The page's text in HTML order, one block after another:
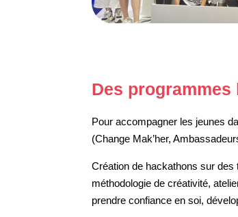
Des programmes
Pour accompagner les jeunes
(Change Mak’her,
Création de hackathons sur
méthodologie de créativité,
prendre confiance en soi,